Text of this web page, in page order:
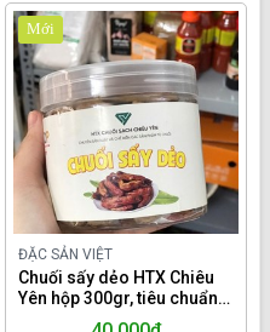
ĐẶC SẢN VIỆT
Chuối sấy dẻo HTX Chiêu
Yên hộp 300gr, tiêu chuẩn
Mới